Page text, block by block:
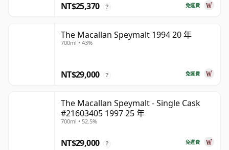
免運費
NT$25,370 ?
The Macallan Speymalt 1994 20 年
700ml • 43%
免運費
NT$29,000 ?
The Macallan Speymalt - Single Cask
#21603405 1997 25 年
700ml • 52.5%
免運費
NT$29,000 ?